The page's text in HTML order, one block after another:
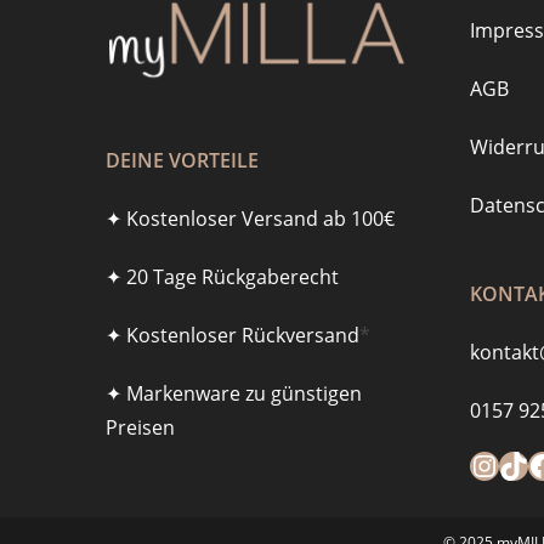
DEINE VORTEILE
✦ Kostenloser Versand ab 100€
✦ 20 Tage Rückgaberecht
✦ Kostenloser Rückversand*
✦ Markenware zu günstigen
Preisen
AGB
0157